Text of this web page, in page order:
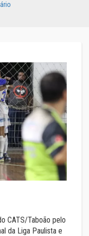
CATS/Taboão pelo
da Liga Paulista e